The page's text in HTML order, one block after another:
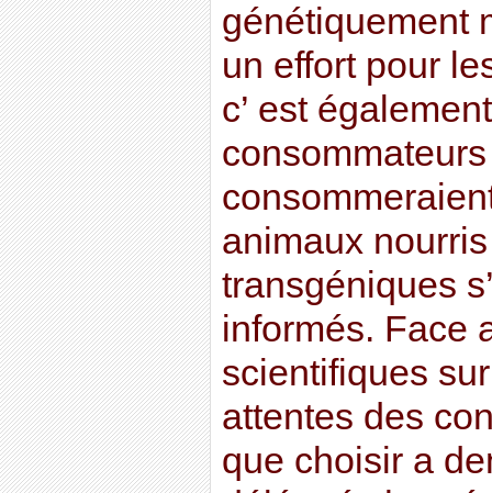
génétiquement
un effort pour
c’ est
animaux
transgéniques
informés. Face
scientifiques
attentes des
que choisir a